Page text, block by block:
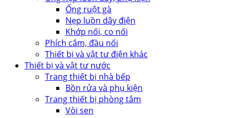
Ống ruột gà
Nẹp luồn dây điện
Khớp nối, co nối
Phích cắm, đầu nối
Thiết bị và vật tư điện khác
Thiết bị và vật tư nước
Trang thiết bị nhà bếp
Bồn rửa và phụ kiện
Trang thiết bị phòng tắm
Vòi sen